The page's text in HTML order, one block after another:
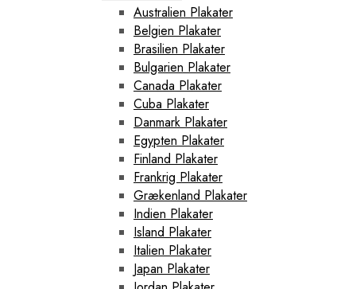
Australien Plakater
Belgien Plakater
Brasilien Plakater
Bulgarien Plakater
Canada Plakater
Cuba Plakater
Danmark Plakater
Egypten Plakater
Finland Plakater
Frankrig Plakater
Grækenland Plakater
Indien Plakater
Island Plakater
Italien Plakater
Japan Plakater